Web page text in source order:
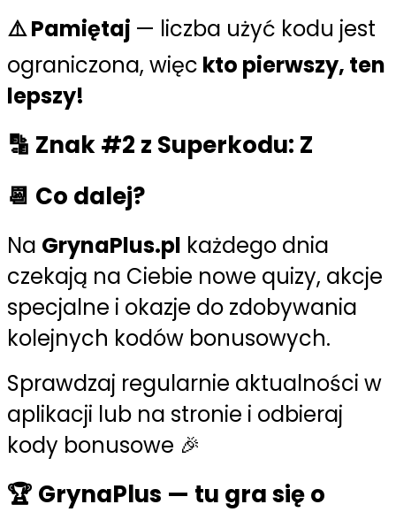
⚠️Pamiętaj — liczba użyć kodu jest
ograniczona, więc kto pierwszy, ten
lepszy!
🔡 Znak #2 z Superkodu: Z
📆 Co dalej?
Na GrynaPlus.pl każdego dnia
czekają na Ciebie nowe quizy, akcje
specjalne i okazje do zdobywania
kolejnych kodów bonusowych.
Sprawdzaj regularnie aktualności w
aplikacji lub na stronie i odbieraj
kody bonusowe 🎉
🏆 GrynaPlus — tu gra się o